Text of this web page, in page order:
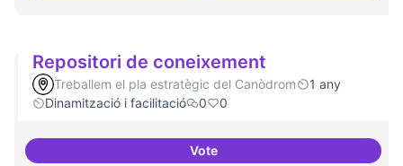
Repositori de coneixement
Treballem el pla estratègic del Canòdrom
1 any
Dinamització i facilitació
0 0
VoteRepositori de coneixement